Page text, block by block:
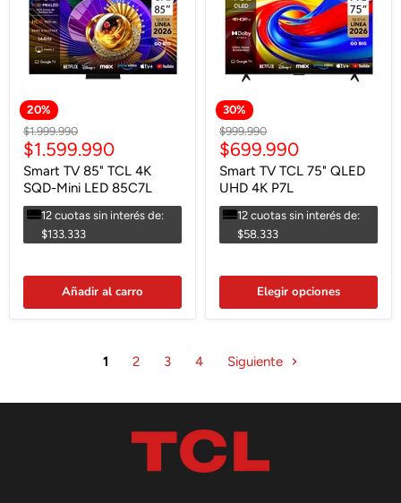
20%
Precio
original
$1.999.990
Precio
actual
$1.599.990
Smart TV 85" TCL 4K
SQD-Mini LED 85C7L
12 cuotas sin interés de:
$133.333
Añadir al carro
30%
Precio
original
$999.990
Precio
actual
$699.990
Smart TV TCL 75" QLED
UHD 4K P7L
12 cuotas sin interés de:
$58.333
Elegir opciones
1 2 3 4 Siguiente